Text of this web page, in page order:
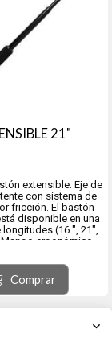
21"
extensible. Eje de
con sistema de
fricción. El bastón
disponible en una
(16 ", 21",
ergonómico
Se adapta a
de servicio
n. ° 1...
Comprar